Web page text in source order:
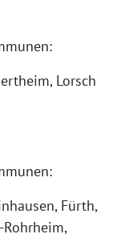
Lorsch
Fürth,